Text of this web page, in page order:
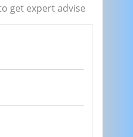
get expert advise